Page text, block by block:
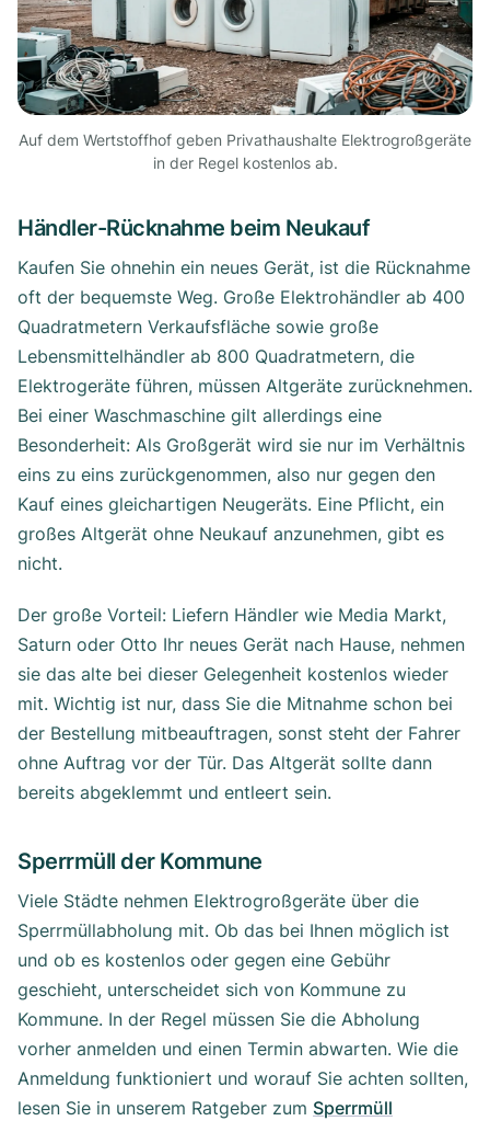
Auf dem Wertstoffhof geben Privathaushalte Elektrogroßgeräte
in der Regel kostenlos ab.
Händler-Rücknahme beim Neukauf
Kaufen Sie ohnehin ein neues Gerät, ist die Rücknahme
oft der bequemste Weg. Große Elektrohändler ab 400
Quadratmetern Verkaufsfläche sowie große
Lebensmittelhändler ab 800 Quadratmetern, die
Elektrogeräte führen, müssen Altgeräte zurücknehmen.
Bei einer Waschmaschine gilt allerdings eine
Besonderheit: Als Großgerät wird sie nur im Verhältnis
eins zu eins zurückgenommen, also nur gegen den
Kauf eines gleichartigen Neugeräts. Eine Pflicht, ein
großes Altgerät ohne Neukauf anzunehmen, gibt es
nicht.
Der große Vorteil: Liefern Händler wie Media Markt,
Saturn oder Otto Ihr neues Gerät nach Hause, nehmen
sie das alte bei dieser Gelegenheit kostenlos wieder
mit. Wichtig ist nur, dass Sie die Mitnahme schon bei
der Bestellung mitbeauftragen, sonst steht der Fahrer
ohne Auftrag vor der Tür. Das Altgerät sollte dann
bereits abgeklemmt und entleert sein.
Sperrmüll der Kommune
Viele Städte nehmen Elektrogroßgeräte über die
Sperrmüllabholung mit. Ob das bei Ihnen möglich ist
und ob es kostenlos oder gegen eine Gebühr
geschieht, unterscheidet sich von Kommune zu
Kommune. In der Regel müssen Sie die Abholung
vorher anmelden und einen Termin abwarten. Wie die
Anmeldung funktioniert und worauf Sie achten sollten,
lesen Sie in unserem Ratgeber zum Sperrmüll